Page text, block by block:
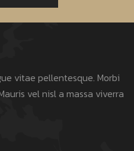
vitae pellentesque. Morbi
vel nisl a massa viverra